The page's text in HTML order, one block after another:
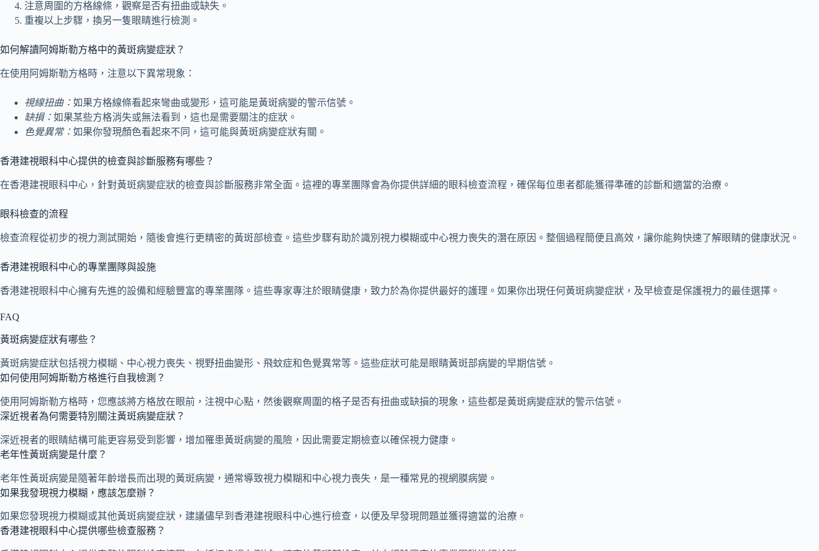
注意周圍的方格線條，觀察是否有扭曲或缺失。
重複以上步驟，換另一隻眼睛進行檢測。
如何解讀阿姆斯勒方格中的黃斑病變症狀？
在使用阿姆斯勒方格時，注意以下異常現象：
視線扭曲： 如果方格線條看起來彎曲或變形，這可能是黃斑病變的警示信號。
缺損： 如果某些方格消失或無法看到，這也是需要關注的症狀。
色覺異常： 如果你發現顏色看起來不同，這可能與黃斑病變症狀有關。
香港建視眼科中心提供的檢查與診斷服務有哪些？
在香港建視眼科中心，針對黃斑病變症狀的檢查與診斷服務非常全面。這裡的專業團隊會為你提供詳細的眼科檢查流程，確保每位患者都能獲得準確的診斷和適當的治療。
眼科檢查的流程
檢查流程從初步的視力測試開始，隨後會進行更精密的黃斑部檢查。這些步驟有助於識別視力模糊或中心視力喪失的潛在原因。整個過程簡便且高效，讓你能夠快速了解眼睛的健康狀況。
香港建視眼科中心的專業團隊與設施
香港建視眼科中心擁有先進的設備和經驗豐富的專業團隊。這些專家專注於眼睛健康，致力於為你提供最好的護理。如果你出現任何黃斑病變症狀，及早檢查是保護視力的最佳選擇。
FAQ
黃斑病變症狀有哪些？
黃斑病變症狀包括視力模糊、中心視力喪失、視野扭曲變形、飛蚊症和色覺異常等。這些症狀可能是眼睛黃斑部病變的早期信號。
如何使用阿姆斯勒方格進行自我檢測？
使用阿姆斯勒方格時，您應該將方格放在眼前，注視中心點，然後觀察周圍的格子是否有扭曲或缺損的現象，這些都是黃斑病變症狀的警示信號。
深近視者為何需要特別關注黃斑病變症狀？
深近視者的眼睛結構可能更容易受到影響，增加罹患黃斑病變的風險，因此需要定期檢查以確保視力健康。
老年性黃斑病變是什麼？
老年性黃斑病變是隨著年齡增長而出現的黃斑病變，通常導致視力模糊和中心視力喪失，是一種常見的視網膜病變。
如果我發現視力模糊，應該怎麼辦？
如果您發現視力模糊或其他黃斑病變症狀，建議儘早到香港建視眼科中心進行檢查，以便及早發現問題並獲得適當的治療。
香港建視眼科中心提供哪些檢查服務？